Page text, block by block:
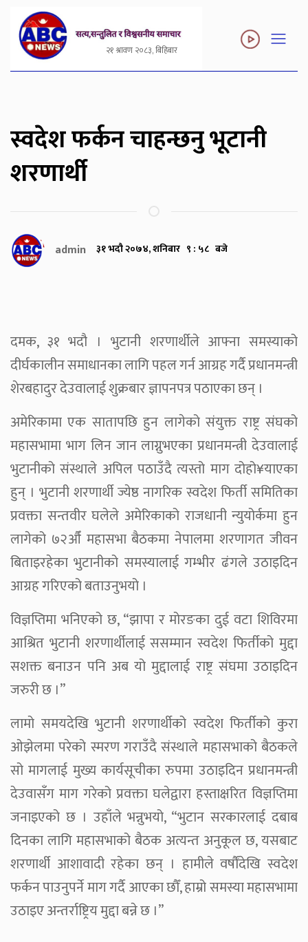
२१ श्रावण २०८३, बिहिबार
स्वदेश फर्कन चाहन्छनु भूटानी
शरणार्थी
admin ३१ भदौ २०७४, शनिबार ९ : ५८ बजे
दमक, ३१ भदौ । भुटानी शरणार्थीले आफ्ना समस्याको
दीर्घकालीन समाधानका लागि पहल गर्न आग्रह गर्दै प्रधानमन्त्री
शेरबहादुर देउवालाई शुक्रबार ज्ञापनपत्र पठाएका छन् ।
अमेरिकामा एक सातापछि हुन लागेको संयुक्त राष्ट्र संघको
महासभामा भाग लिन जान लाग्नुभएका प्रधानमन्त्री देउवालाई
भुटानीको संस्थाले अपिल पठाउँदै त्यस्तो माग दोहो¥याएका
हुन् । भुटानी शरणार्थी ज्येष्ठ नागरिक स्वदेश फिर्ती समितिका
प्रवक्ता सन्तवीर घलेले अमेरिकाको राजधानी न्युयोर्कमा हुन
लागेको ७२औँ महासभा बैठकमा नेपालमा शरणागत जीवन
बिताइरहेका भुटानीको समस्यालाई गम्भीर ढंगले उठाइदिन
आग्रह गरिएको बताउनुभयो ।
विज्ञप्तिमा भनिएको छ, “झापा र मोरङका दुई वटा शिविरमा
आश्रित भुटानी शरणार्थीलाई ससम्मान स्वदेश फिर्तीको मुद्दा
सशक्त बनाउन पनि अब यो मुद्दालाई राष्ट्र संघमा उठाइदिन
जरुरी छ ।”
लामो समयदेखि भुटानी शरणार्थीको स्वदेश फिर्तीको कुरा
ओझेलमा परेको स्मरण गराउँदै संस्थाले महासभाको बैठकले
सो मागलाई मुख्य कार्यसूचीका रुपमा उठाइदिन प्रधानमन्त्री
देउवासँग माग गरेको प्रवक्ता घलेद्वारा हस्ताक्षरित विज्ञप्तिमा
जनाइएको छ । उहाँले भन्नुभयो, “भुटान सरकारलाई दबाब
दिनका लागि महासभाको बैठक अत्यन्त अनुकूल छ, यसबाट
शरणार्थी आशावादी रहेका छन् । हामीले वर्षौंदेखि स्वदेश
फर्कन पाउनुपर्ने माग गर्दै आएका छौँ, हाम्रो समस्या महासभामा
उठाइए अन्तर्राष्ट्रिय मुद्दा बन्ने छ ।”